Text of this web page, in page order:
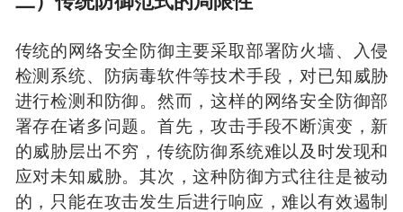
传统的网络安全防御主要采取部署防火墙、入侵
检测系统、防病毒软件等技术手段，对已知威胁
进行检测和防御。然而，这样的网络安全防御部
署存在诸多问题。首先，攻击手段不断演变，新
的威胁层出不穷，传统防御系统难以及时发现和
应对未知威胁。其次，这种防御方式往往是被动
的，只能在攻击发生后进行响应，难以有效遏制